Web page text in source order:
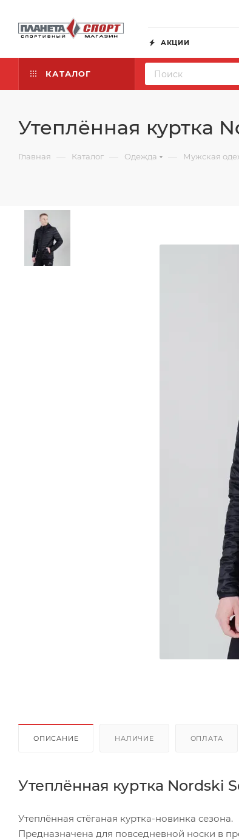
АКЦИИ
КАТАЛОГ
Утеплённая куртка
Главная — Каталог — Одежда — Мужская
ОПИСАНИЕ НАЛИЧИЕ ОПЛАТА
Утеплённая куртка Nordski
Утеплённая стёганая куртка-новинка сезона.
Предназначена для повседневной носки в